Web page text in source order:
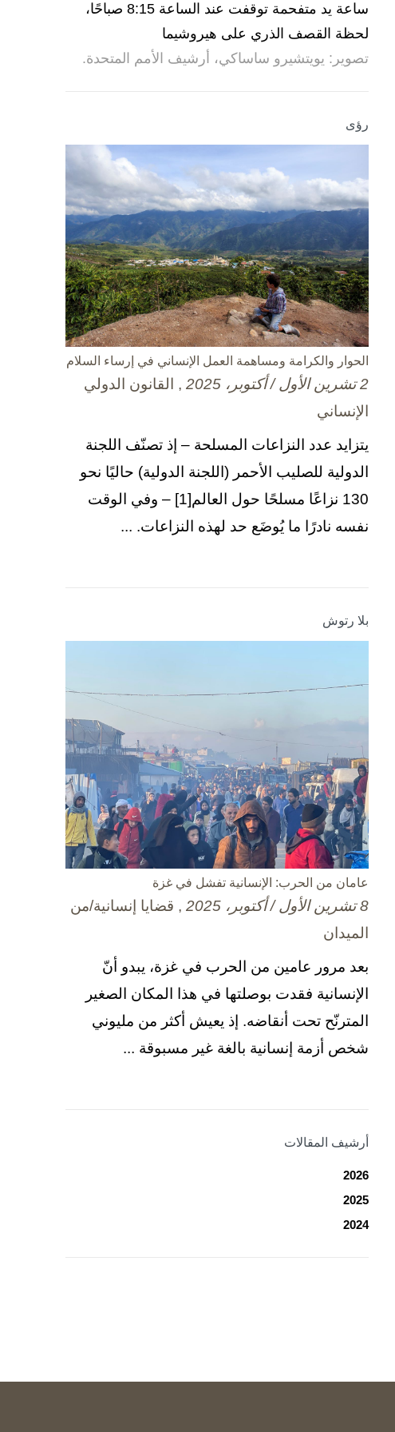
ساعة يد متفحمة توقفت عند الساعة 8:15 صباحًا،
لحظة القصف الذري على هيروشيما
تصوير: يويتشيرو ساساكي، أرشيف الأمم المتحدة.
رؤى
الحوار والكرامة ومساهمة العمل الإنساني في إرساء السلام
2 تشرين الأول / أكتوبر، 2025
, القانون الدولي
الإنساني
يتزايد عدد النزاعات المسلحة – إذ تصنّف اللجنة
الدولية للصليب الأحمر (اللجنة الدولية) حاليًا نحو
130 نزاعًا مسلحًا حول العالم[1] – وفي الوقت
نفسه نادرًا ما يُوضَع حد لهذه النزاعات. ...
بلا رتوش
عامان من الحرب: الإنسانية تفشل في غزة
8 تشرين الأول / أكتوبر، 2025
, قضايا إنسانية/من
الميدان
بعد مرور عامين من الحرب في غزة، يبدو أنّ
الإنسانية فقدت بوصلتها في هذا المكان الصغير
المترنّح تحت أنقاضه. إذ يعيش أكثر من مليوني
شخص أزمة إنسانية بالغة غير مسبوقة ...
أرشيف المقالات
2026
2025
2024